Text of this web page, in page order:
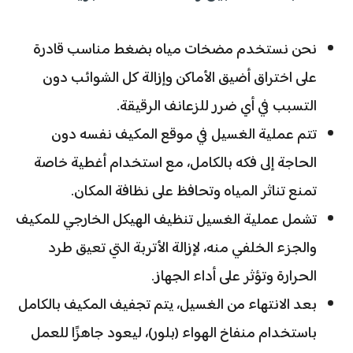
نحن نستخدم مضخات مياه بضغط مناسب قادرة
على اختراق أضيق الأماكن وإزالة كل الشوائب دون
التسبب في أي ضرر للزعانف الرقيقة.
تتم عملية الغسيل في موقع المكيف نفسه دون
الحاجة إلى فكه بالكامل، مع استخدام أغطية خاصة
تمنع تناثر المياه وتحافظ على نظافة المكان.
تشمل عملية الغسيل تنظيف الهيكل الخارجي للمكيف
والجزء الخلفي منه، لإزالة الأتربة التي تعيق طرد
الحرارة وتؤثر على أداء الجهاز.
بعد الانتهاء من الغسيل، يتم تجفيف المكيف بالكامل
باستخدام منفاخ الهواء (بلور)، ليعود جاهزًا للعمل